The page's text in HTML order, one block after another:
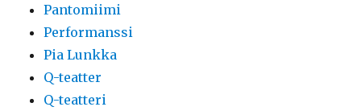
Pantomiimi
Performanssi
Pia Lunkka
Q-teatter
Q-teatteri